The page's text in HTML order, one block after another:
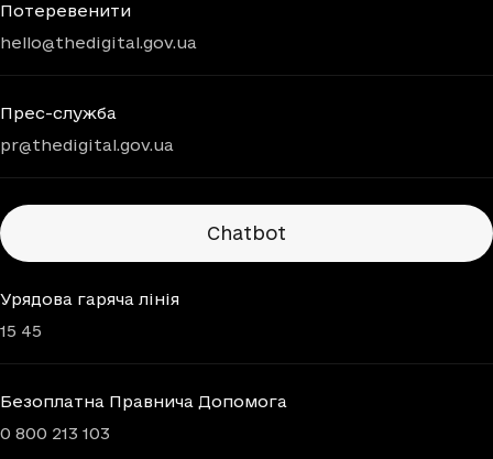
Потеревенити
hello@thedigital.gov.ua
Прес-служба
pr@thedigital.gov.ua
Chatbots
Chatbot
Урядова гаряча лінія
15 45
Безоплатна Правнича Допомога
0 800 213 103